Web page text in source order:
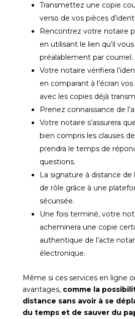
Transmettez une copie
verso de vos pièces
Rencontrez votre notaire
en utilisant le lien qu’il
préalablement par courriel.
Votre notaire vérifiera
en comparant à l’écran
avec les copies déjà
Prenez connaissance de
Votre notaire s’assurera
bien compris les clauses
prendra le temps de
questions.
La signature à distance de
de rôle grâce à une
sécurisée.
Une fois terminé, votre
acheminera une copie
authentique de l’acte
électronique.
Même si ces services en ligne
avantages, comme la
distance sans avoir à se
du temps et de sauver du